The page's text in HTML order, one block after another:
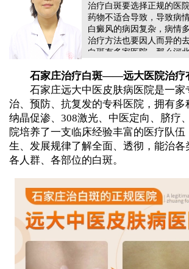
治疗白斑要选择正规的医
药物不适合导致，导致病
白癜风的病因复杂，病情
治疗方法也要因人而异的
白斑有多家医院，那么河
石家庄治疗白斑——远大医院治疗
石家庄远大中医皮肤病医院是一家
治、预防、抗复发的专科医院，拥有多
纳晶促渗、308激光、中医定向、脐疗
院培养了一支临床经验丰富的医疗队伍
生、发展规律了解全面、透彻，能治各
各人群、各部位的白斑。